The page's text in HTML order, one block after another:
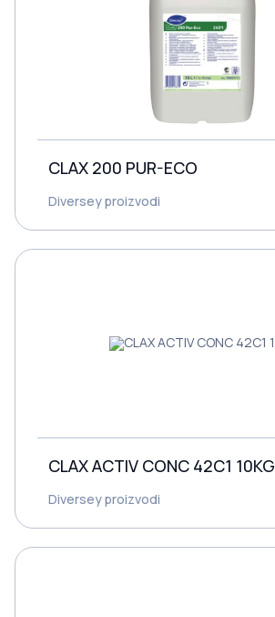
CLAX 200 PUR-ECO
Diversey proizvodi
CLAX ACTIV CONC 42C1 10KG
Diversey proizvodi